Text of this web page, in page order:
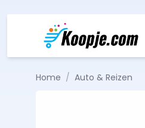
Home / Auto & Reizen